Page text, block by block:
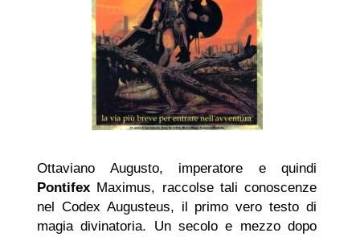
Ottaviano Augusto, imperatore e quindi
Pontifex Maximus, raccolse tali conoscenze
nel Codex Augusteus, il primo vero testo di
magia divinatoria. Un secolo e mezzo dopo